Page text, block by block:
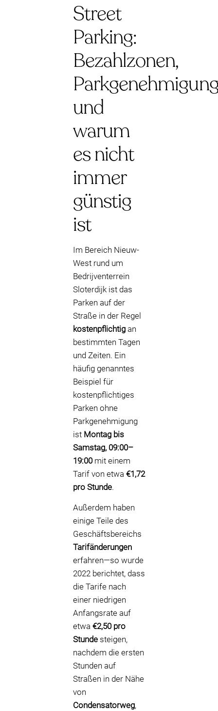
Street
Parking:
Bezahlzonen,
und
warum
es nicht
immer
günstig
ist
Im Bereich Nieuw-
West rund um
Bedrijventerrein
Sloterdijk ist das
Parken auf der
Straße in der Regel
kostenpflichtig an
bestimmten Tagen
und Zeiten. Ein
häufig genanntes
Beispiel für
kostenpflichtiges
Parken ohne
Parkgenehmigung
ist Montag bis
Samstag, 09:00–
19:00mit einem
Tarif von etwa €1,72
pro Stunde.
Außerdem haben
einige Teile des
Geschäftsbereichs
Tarifänderungen
erfahren—so wurde
2022 berichtet, dass
die Tarife nach
einer niedrigen
Anfangsrate auf
etwa €2,50 pro
Stunde steigen,
nachdem die ersten
Stunden auf
Straßen in der Nähe
von
Condensatorweg,